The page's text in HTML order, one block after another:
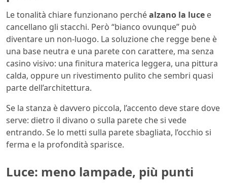
Le tonalità chiare funzionano perchéalzano la luce e
cancellano gli stacchi. Però “bianco ovunque” può
diventare un non-luogo. La soluzione che regge bene è
una base neutra e una parete con carattere, ma senza
casino visivo: una finitura materica leggera, una pittura
calda, oppure un rivestimento pulito che sembri quasi
parte dell’architettura.
Se la stanza è davvero piccola, l’accento deve stare dove
serve: dietro il divano o sulla parete che si vede
entrando. Se lo metti sulla parete sbagliata, l’occhio si
ferma e la profondità sparisce.
Luce: meno lampade, più punti